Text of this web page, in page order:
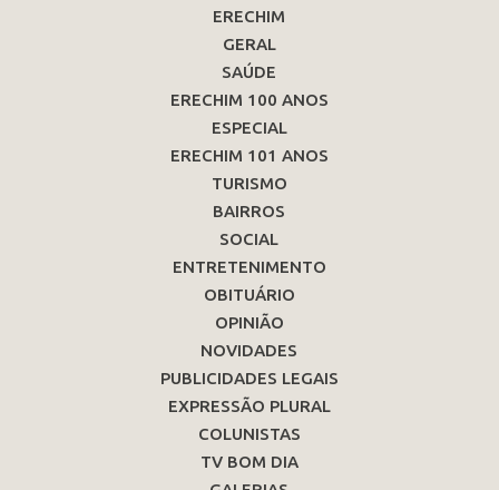
ERECHIM
GERAL
SAÚDE
ERECHIM 100 ANOS
ESPECIAL
ERECHIM 101 ANOS
TURISMO
BAIRROS
SOCIAL
ENTRETENIMENTO
OBITUÁRIO
OPINIÃO
NOVIDADES
PUBLICIDADES LEGAIS
EXPRESSÃO PLURAL
COLUNISTAS
TV BOM DIA